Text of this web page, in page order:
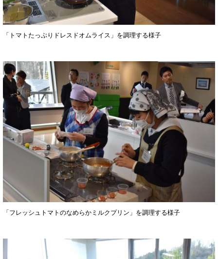
「トマトたっぷりドレスドオムライス」を調理する様子
「フレッシュトマトのなめらかミルクプリン」を調理する様子